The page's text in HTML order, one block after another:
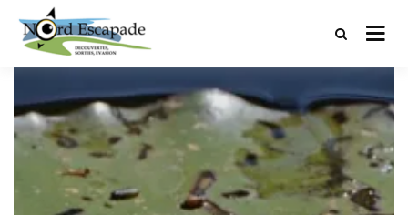
Tourisme et randonnées en Hauts